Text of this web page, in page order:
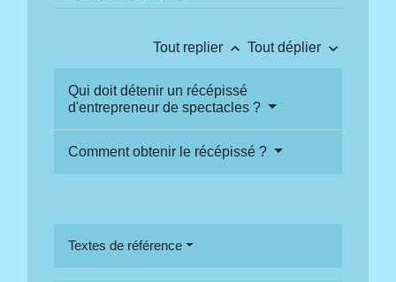
Tout replier keyboard_arrow_up Tout déplier keyboard_arrow_down
Qui doit détenir un récépissé
d'entrepreneur de spectacles ?
Comment obtenir le récépissé ?
Textes de référence